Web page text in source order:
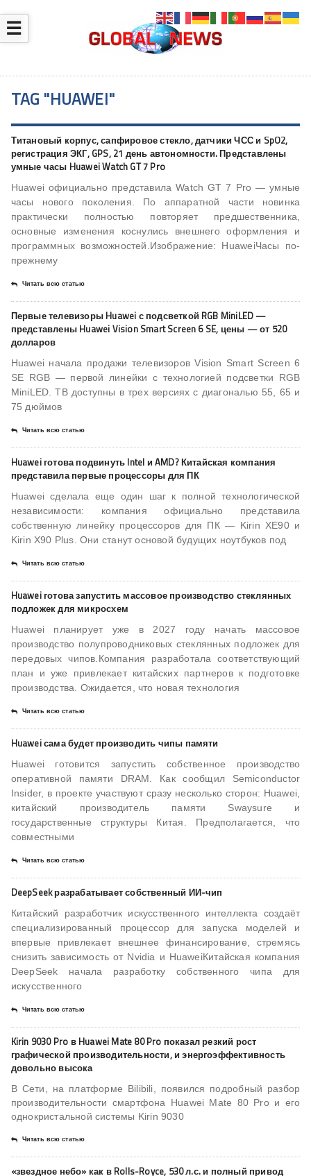
☰
TAG "HUAWEI"
Титановый корпус, сапфировое стекло, датчики ЧСС и SpO2,
регистрация ЭКГ, GPS, 21 день автономности. Представлены
умные часы Huawei Watch GT 7 Pro
Huawei официально представила Watch GT 7 Pro — умные
часы нового поколения. По аппаратной части новинка
практически полностью повторяет предшественника,
основные изменения коснулись внешнего оформления и
программных возможностей.Изображение: HuaweiЧасы по-
прежнему
Читать всю статью
Первые телевизоры Huawei с подсветкой RGB MiniLED —
представлены Huawei Vision Smart Screen 6 SE, цены — от 520
долларов
Huawei начала продажи телевизоров Vision Smart Screen 6
SE RGB — первой линейки с технологией подсветки RGB
MiniLED. ТВ доступны в трех версиях с диагональю 55, 65 и
75 дюймов
Читать всю статью
Huawei готова подвинуть Intel и AMD? Китайская компания
представила первые процессоры для ПК
Huawei сделала еще один шаг к полной технологической
независимости: компания официально представила
собственную линейку процессоров для ПК — Kirin XE90 и
Kirin X90 Plus. Они станут основой будущих ноутбуков под
Читать всю статью
Huawei готова запустить массовое производство стеклянных
подложек для микросхем
Huawei планирует уже в 2027 году начать массовое
производство полупроводниковых стеклянных подложек для
передовых чипов.Компания разработала соответствующий
план и уже привлекает китайских партнеров к подготовке
производства. Ожидается, что новая технология
Читать всю статью
Huawei сама будет производить чипы памяти
Huawei готовится запустить собственное производство
оперативной памяти DRAM. Как сообщил Semiconductor
Insider, в проекте участвуют сразу несколько сторон: Huawei,
китайский производитель памяти Swaysure и
государственные структуры Китая. Предполагается, что
совместными
Читать всю статью
DeepSeek разрабатывает собственный ИИ-чип
Китайский разработчик искусственного интеллекта создаёт
специализированный процессор для запуска моделей и
впервые привлекает внешнее финансирование, стремясь
снизить зависимость от Nvidia и HuaweiКитайская компания
DeepSeek начала разработку собственного чипа для
искусственного
Читать всю статью
Kirin 9030 Pro в Huawei Mate 80 Pro показал резкий рост
графической производительности, и энергоэффективность
довольно высока
В Сети, на платформе Bilibili, появился подробный разбор
производительности смартфона Huawei Mate 80 Pro и его
однокристальной системы Kirin 9030
Читать всю статью
«звездное небо» как в Rolls-Royce, 530 л.с. и полный привод